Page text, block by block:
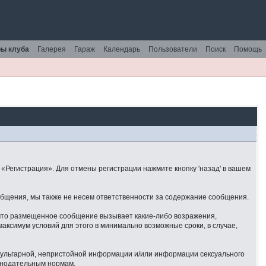
Помощь
Поиск
Пользователи
Календарь
Гараж
Галерея
клуба
Для отмены регистрации нажмите кнопку 'назад' в вашем
мы также не несем ответственности за содержание сообщения.
размещенное сообщение вызывает какие-либо возражения,
условий для этого в минимально возможные сроки, в случае,
непристойной информации и/или информации сексуального
нормам.